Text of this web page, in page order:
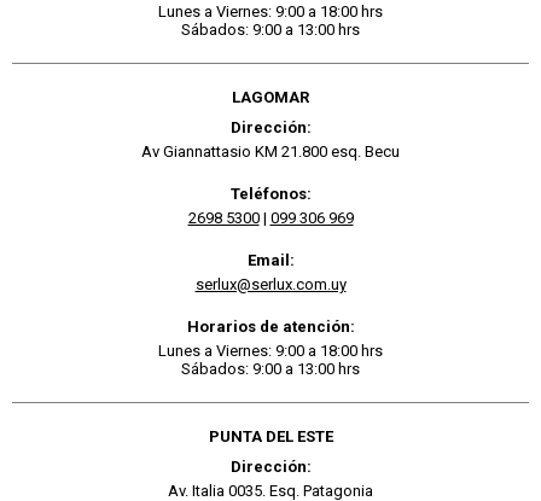
Lunes a Viernes: 9:00 a 18:00 hrs
Sábados: 9:00 a 13:00 hrs
LAGOMAR
Dirección:
Av Giannattasio KM 21.800 esq. Becu
Teléfonos:
2698 5300| 099 306 969
Email:
serlux@serlux.com.uy
Horarios de atención:
Lunes a Viernes: 9:00 a 18:00 hrs
Sábados: 9:00 a 13:00 hrs
PUNTA DEL ESTE
Dirección:
Av. Italia 0035. Esq. Patagonia